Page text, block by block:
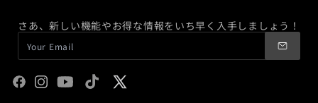
さあ、新しい機能やお得な情報をいち早く入手しましょう！
Facebook
Instagram
YouTubeTikTok
X